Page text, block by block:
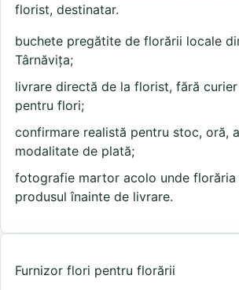
florist, destinatar.
buchete pregătite de florării locale
Târnăvița;
livrare directă de la florist, fără
pentru flori;
confirmare realistă pentru stoc, oră,
modalitate de plată;
fotografie martor acolo unde
produsul înainte de livrare.
Furnizor flori pentru florării